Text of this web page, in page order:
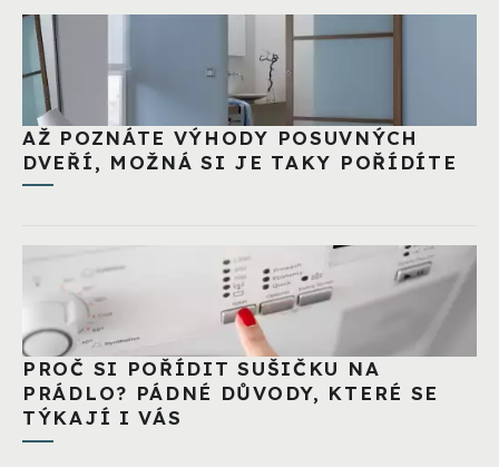
AŽ POZNÁTE VÝHODY POSUVNÝCH
DVEŘÍ, MOŽNÁ SI JE TAKY POŘÍDÍTE
PROČ SI POŘÍDIT SUŠIČKU NA
PRÁDLO? PÁDNÉ DŮVODY, KTERÉ SE
TÝKAJÍ I VÁS